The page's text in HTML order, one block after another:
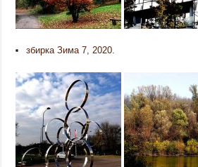
збирка Зима 7, 2020.